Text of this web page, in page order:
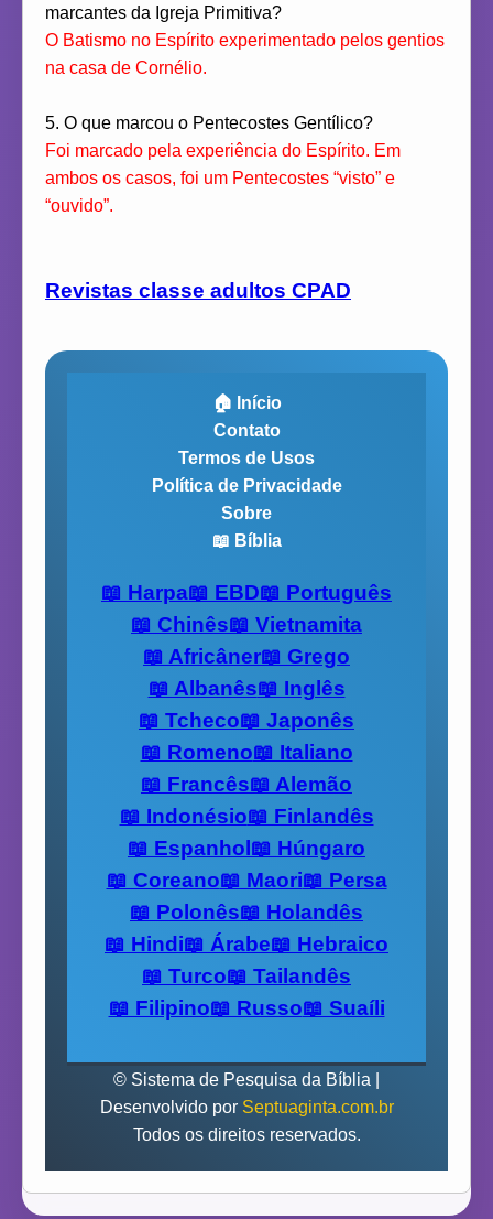
marcantes da Igreja Primitiva?
O Batismo no Espírito experimentado pelos gentios
na casa de Cornélio.
5. O que marcou o Pentecostes Gentílico?
Foi marcado pela experiência do Espírito. Em
ambos os casos, foi um Pentecostes “visto” e
“ouvido”.
Revistas classe adultos CPAD
🏠 Início
Contato
Termos de Usos
Política de Privacidade
Sobre
📖 Bíblia
📖 Harpa📖 EBD📖 Português
📖 Chinês📖 Vietnamita
📖 Africâner📖 Grego
📖 Albanês📖 Inglês
📖 Tcheco📖 Japonês
📖 Romeno📖 Italiano
📖 Francês📖 Alemão
📖 Indonésio📖 Finlandês
📖 Espanhol 📖 Húngaro
📖 Coreano📖 Maori📖 Persa
📖 Polonês📖 Holandês
📖 Hindi📖 Árabe📖 Hebraico
📖 Turco📖 Tailandês
📖 Filipino📖 Russo📖 Suaíli
© Sistema de Pesquisa da Bíblia |
Desenvolvido por Septuaginta.com.br
Todos os direitos reservados.